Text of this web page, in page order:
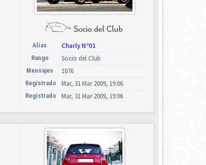
Alias Charly Nº01
Rango Socio del Club
Mensajes 1076
Registrado Mar, 31 Mar 2009, 19:06
Registrado Mar, 31 Mar 2009, 19:06